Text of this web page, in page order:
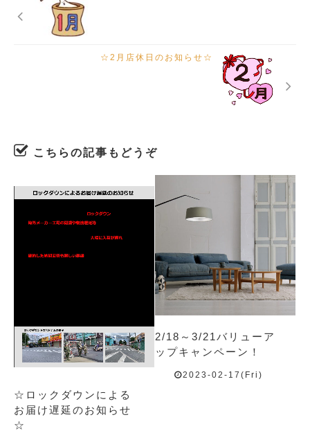
☆2月店休日のお知らせ☆
こちらの記事もどうぞ
☆ロックダウンによる
お届け遅延のお知らせ
☆
2/18～3/21バリューア
ップキャンペーン！
2023-02-17(Fri)